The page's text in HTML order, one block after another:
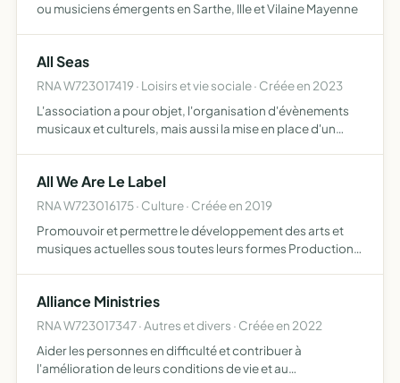
ou musiciens émergents en Sarthe, Ille et Vilaine Mayenne
All Seas
RNA W723017419 · Loisirs et vie sociale · Créée en 2023
L'association a pour objet, l'organisation d'évènements
musicaux et culturels, mais aussi la mise en place d'un
All We Are Le Label
RNA W723016175 · Culture · Créée en 2019
Promouvoir et permettre le développement des arts et
musiques actuelles sous toutes leurs formes Production
développement de carrière…
Alliance Ministries
RNA W723017347 · Autres et divers · Créée en 2022
Aider les personnes en difficulté et contribuer à
l'amélioration de leurs conditions de vie et au